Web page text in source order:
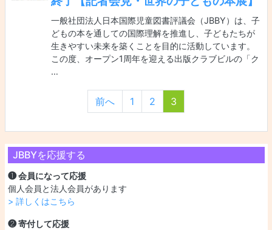
JBBYを応援する
❶ 会員になって応援
個人会員と法人会員があります
> 詳しくはこちら
❷ 寄付して応援
一般社団法人日本国際児童図書評議会（JBBY）は、子
どもの本を通しての国際理解を推進し、子どもたちが
生きやすい未来を築くことを目的に活動しています。
この度、オープン1周年を迎える出版クラブビルの「ク
…
投稿ナビゲーシ
前へ 1 2 3